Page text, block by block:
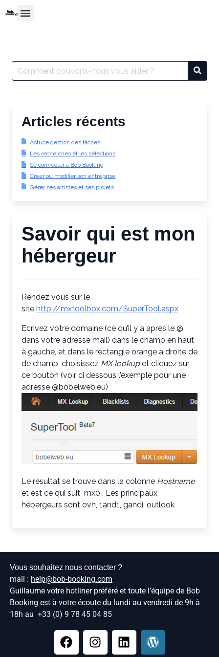
Articles récents
Astuce gestion des tâches
Les recherches et les sélections
Se connecter à Bob Booking
Créer ou modifier son entreprise
Gérer ses artistes et ses projets
Savoir qui est mon
hébergeur
Rendez vous sur le
site http://mxtoolbox.com/SuperTool.aspx
Ecrivez votre domaine (ce qu’il y a après le @
dans votre adresse mail) dans le champ en haut
à gauche, et dans le rectangle orange à droite de
de champ, choisissez MX lookupet cliquez sur
ce bouton (voir ci dessous l’exemple pour une
adresse @bobelweb.eu)
Le résultat se trouve dans la colonne Hostname
et est ce qui suit mx0 . Les principaux
hébergeurs sont ovh, 1and1, gandi, outlook
Vous souhaitez nous contacter ?
mail : help@bob-booking.com
Guillaume votre hotliner préféré et toute l’équipe de Bob
Booking est à votre écoute du lundi au vendredi de 9h à
18h au +33 (0) 9 78 45 04 85